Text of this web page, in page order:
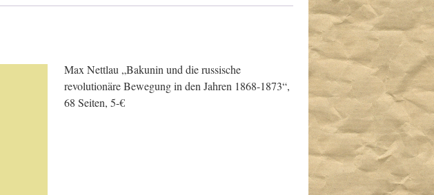
Max Nettlau „Bakunin und die russische
revolutionäre Bewegung in den Jahren 1868-1873“,
68 Seiten, 5-€